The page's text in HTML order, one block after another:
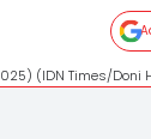
(IDN Times/Doni